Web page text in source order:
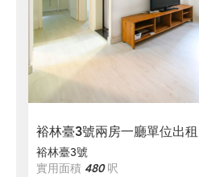
裕林臺3號兩房一廳單位出租
裕林臺3號
實用面積 480呎